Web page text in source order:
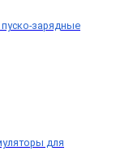
зарядные
для